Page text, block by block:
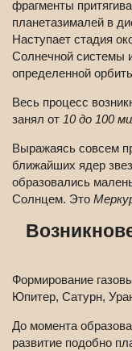
фрагменты
планетазималей в
Наступает стадия
Солнечной системы
определенной
Весь процесс
занял от 10 до 100
Выражаясь совсем
ближайших ядер
образовались
Солнцем. Это
Формирование
Юпитер, Сатурн,
До момента
развитие подобно